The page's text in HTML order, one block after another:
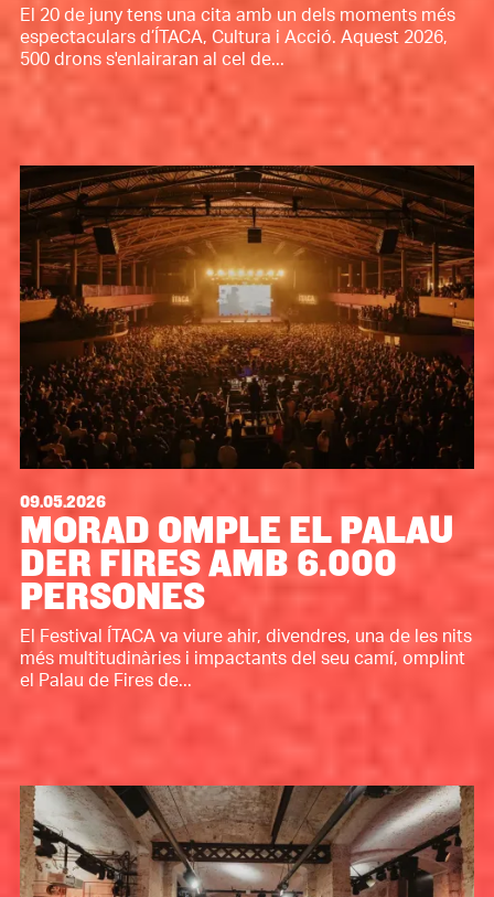
El 20 de juny tens una cita amb un dels moments més
espectaculars d’ÍTACA, Cultura i Acció. Aquest 2026,
500 drons s'enlairaran al cel de...
09.05.2026
MORAD OMPLE EL PALAU
DER FIRES AMB 6.000
PERSONES
El Festival ÍTACA va viure ahir, divendres, una de les nits
més multitudinàries i impactants del seu camí, omplint
el Palau de Fires de...